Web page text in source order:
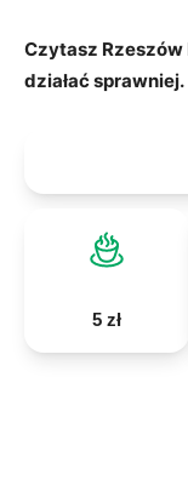
Czytasz Rzeszów
działać sprawniej.
5 zł